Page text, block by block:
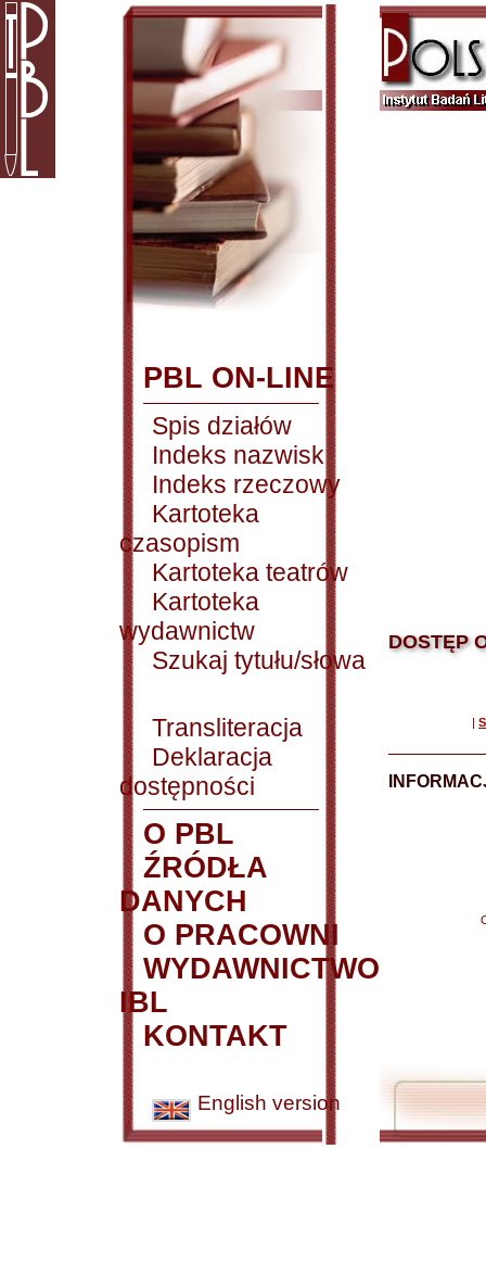
PBL ON-LINE
Spis działów
Indeks nazwisk
Indeks rzeczowy
Kartoteka
czasopism
Kartoteka teatrów
Kartoteka
wydawnictw
Szukaj tytułu/słowa
Transliteracja
Deklaracja
dostępności
O PBL
ŹRÓDŁA
DANYCH
O PRACOWNI
WYDAWNICTWO
IBL
KONTAKT
English version
DOSTĘP
|